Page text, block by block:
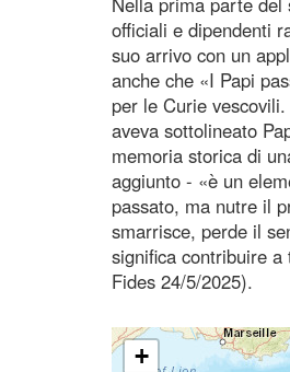
officiali e dipendenti
suo arrivo con un
anche che «I Papi
per le Curie
aveva sottolineato
memoria storica di
aggiunto - «è un
passato, ma nutre il
smarrisce, perde il
significa contribuire
Fides 24/5/2025).
+